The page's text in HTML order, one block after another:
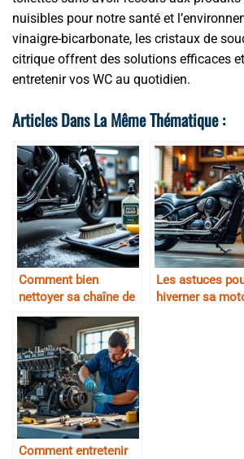
nuisibles pour notre santé et
vinaigre-bicarbonate, les cristaux de
citrique offrent des solutions efficaces
entretenir vos WC au quotidien.
Articles Dans La Même Thématique :
Comment bien
nettoyer sa chaîne de
moto
Les astuces
hiverner sa
Comment entretenir